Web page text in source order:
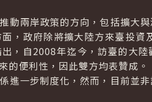
兩岸政策的方向，包括擴大與
，政府除將擴大陸方來臺投
，自2008年迄今，訪臺的大
的便利性，因此雙方均表贊成。
一步制度化，然而，目前並非